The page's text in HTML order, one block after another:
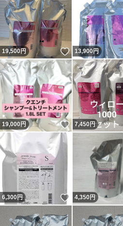
19,500円 いいね！
13,900円
19,000円 いいね！
7,450円
6,300円 いいね！
4,350円